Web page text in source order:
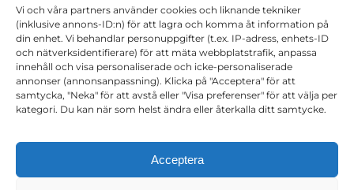
Vi och våra partners använder cookies och liknande tekniker
(inklusive annons-ID:n) för att lagra och komma åt information på
din enhet. Vi behandlar personuppgifter (t.ex. IP-adress, enhets-ID
och nätverksidentifierare) för att mäta webbplatstrafik, anpassa
innehåll och visa personaliserade och icke-personaliserade
annonser (annonsanpassning). Klicka på "Acceptera" för att
samtycka, "Neka" för att avstå eller "Visa preferenser" för att välja per
kategori. Du kan när som helst ändra eller återkalla ditt samtycke.
Acceptera
Måndag- torsdag: 06:00 – 22:30
Fredag: 06:00 – 14:30
Telefon kvällstid:+46 76 799 99 16
FÖLJ OSS